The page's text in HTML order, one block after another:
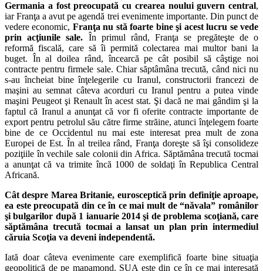
Germania a fost preocupată cu crearea noului guvern central,
iar Franţa a avut pe agendă trei evenimente importante. Din punct de
vedere economic, Franţa nu stă foarte bine şi acest lucru se vede
prin acţiunile sale. În primul rând, Franţa se pregăteşte de o
reformă fiscală, care să îi permită colectarea mai multor bani la
buget. În al doilea rând, încearcă pe cât posibil să câştige noi
contracte pentru firmele sale. Chiar săptâmâna trecută, când nici nu
s-au încheiat bine înţelegerile cu Iranul, constructorii francezi de
maşini au semnat câteva acorduri cu Iranul pentru a putea vinde
maşini Peugeot şi Renault în acest stat. Şi dacă ne mai gândim şi la
faptul că Iranul a anunţat că vor fi oferite contracte importante de
export pentru petrolul său către firme străine, atunci înţelegem foarte
bine de ce Occidentul nu mai este interesat prea mult de zona
Europei de Est. În al treilea rând, Franţa doreşte să îşi consolideze
poziţiile în vechile sale colonii din Africa. Săptămâna trecută tocmai
a anunţat că va trimite încă 1000 de soldaţi în Republica Central
Africană.
Cât despre Marea Britanie, eurosceptică prin definiţie aproape,
ea este preocupată din ce în ce mai mult de “năvala” românilor
şi bulgarilor după 1 ianuarie 2014 şi de problema scoţiană, care
săptămâna trecută tocmai a lansat un plan prin intermediul
căruia Scoţia va deveni independentă.
Iată doar câteva evenimente care exemplifică foarte bine situaţia
geopolitică de pe mapamond. SUA este din ce în ce mai interesată